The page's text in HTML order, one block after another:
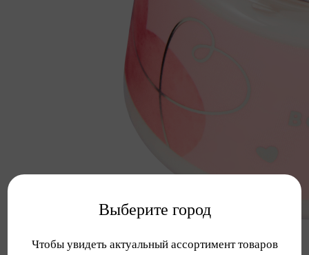
Выберите город
Чтобы увидеть актуальный ассортимент товаров